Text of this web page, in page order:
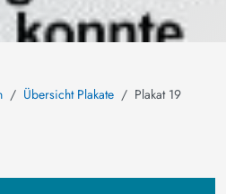
Übersicht Plakate Plakat 19